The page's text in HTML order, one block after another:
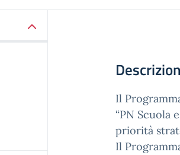
Il
“PN Scuola
priorità
Il